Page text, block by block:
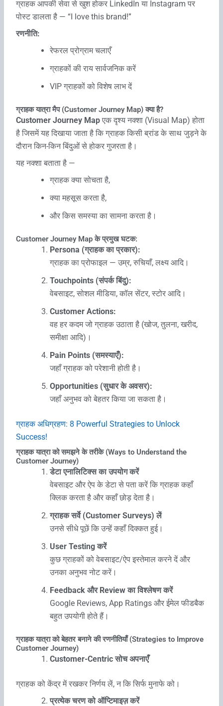
ग्राहक आपकी सेवा से खुश होकर LinkedIn या Instagram पर
पोस्ट डालता है — “I love this brand!”
रणनीति:
रेफरल प्रोग्राम चलाएँ
ग्राहकों की राय सार्वजनिक करें
VIP ग्राहकों को विशेष लाभ दें
ग्राहक यात्रा मैप (Customer Journey Map) क्या है?
Customer Journey Map एक दृश्य नक्शा (Visual Map) होता
है जिसमें यह दिखाया जाता है कि ग्राहक किसी ब्रांड के साथ जुड़ने के
दौरान किन-किन बिंदुओं से होकर गुजरता है।
यह नक्शा बताता है —
ग्राहक क्या सोचता है,
क्या महसूस करता है,
और किस समस्या का सामना करता है।
Customer Journey Map के प्रमुख घटक:
Persona (ग्राहक का प्रकार):
ग्राहक का प्रोफाइल — उम्र, रुचियाँ, लक्ष्य आदि।
Touchpoints (संपर्क बिंदु):
वेबसाइट, सोशल मीडिया, कॉल सेंटर, स्टोर आदि।
Customer Actions:
वह हर कदम जो ग्राहक उठाता है (खोज, तुलना, खरीद,
समीक्षा आदि)।
Pain Points (समस्याएँ):
जहाँ ग्राहक को परेशानी होती है।
Opportunities (सुधार के अवसर):
जहाँ अनुभव को बेहतर किया जा सकता है।
ग्राहक अधिग्रहण: 8 Powerful Strategies to Unlock
Success!
ग्राहक यात्रा को समझने के तरीके (Ways to Understand the
Customer Journey)
डेटा एनालिटिक्स का उपयोग करें
वेबसाइट और ऐप के डेटा से पता करें कि ग्राहक कहाँ
क्लिक करता है और कहाँ छोड़ देता है।
ग्राहक सर्वे (Customer Surveys) लें
उनसे सीधे पूछें कि उन्हें कहाँ दिक्कत हुई।
User Testing करें
कुछ ग्राहकों को वेबसाइट/ऐप इस्तेमाल करने दें और
उनका अनुभव नोट करें।
Feedback और Review का विश्लेषण करें
Google Reviews, App Ratings और ईमेल फीडबैक
बहुत उपयोगी होते हैं।
ग्राहक यात्रा को बेहतर बनाने की रणनीतियाँ (Strategies to Improve
Customer Journey)
Customer-Centricसोच अपनाएँ
ग्राहक को केंद्र में रखकर निर्णय लें, न कि सिर्फ मुनाफे को।
प्रत्येक चरण को ऑप्टिमाइज़ करें